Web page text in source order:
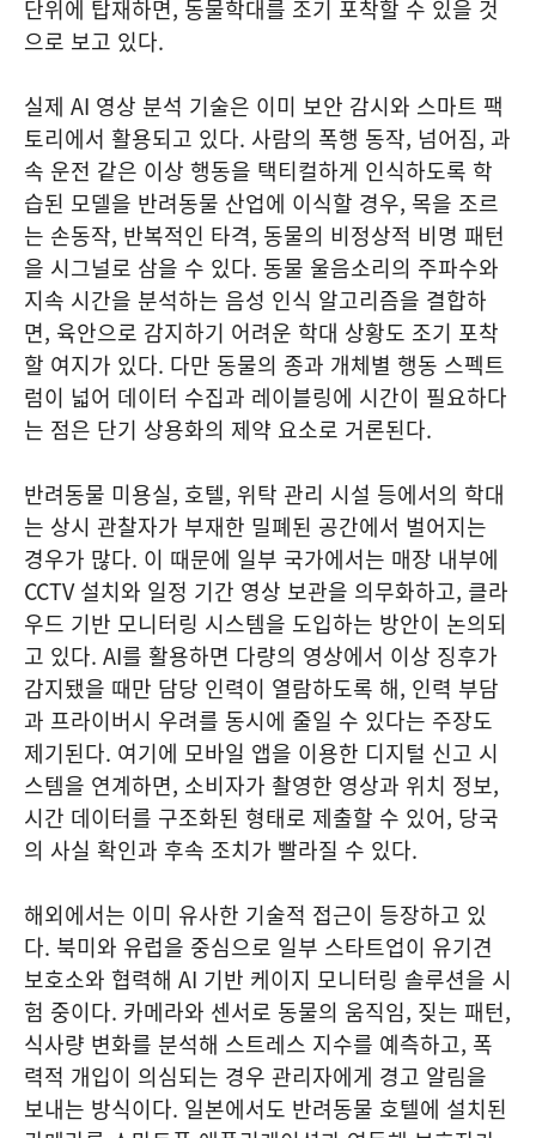
단위에 탑재하면, 동물학대를 조기 포착할 수 있을 것
으로 보고 있다.
실제 AI 영상 분석 기술은 이미 보안 감시와 스마트 팩
토리에서 활용되고 있다. 사람의 폭행 동작, 넘어짐, 과
속 운전 같은 이상 행동을 택티컬하게 인식하도록 학
습된 모델을 반려동물 산업에 이식할 경우, 목을 조르
는 손동작, 반복적인 타격, 동물의 비정상적 비명 패턴
을 시그널로 삼을 수 있다. 동물 울음소리의 주파수와
지속 시간을 분석하는 음성 인식 알고리즘을 결합하
면, 육안으로 감지하기 어려운 학대 상황도 조기 포착
할 여지가 있다. 다만 동물의 종과 개체별 행동 스펙트
럼이 넓어 데이터 수집과 레이블링에 시간이 필요하다
는 점은 단기 상용화의 제약 요소로 거론된다.
반려동물 미용실, 호텔, 위탁 관리 시설 등에서의 학대
는 상시 관찰자가 부재한 밀폐된 공간에서 벌어지는
경우가 많다. 이 때문에 일부 국가에서는 매장 내부에
CCTV 설치와 일정 기간 영상 보관을 의무화하고, 클라
우드 기반 모니터링 시스템을 도입하는 방안이 논의되
고 있다. AI를 활용하면 다량의 영상에서 이상 징후가
감지됐을 때만 담당 인력이 열람하도록 해, 인력 부담
과 프라이버시 우려를 동시에 줄일 수 있다는 주장도
제기된다. 여기에 모바일 앱을 이용한 디지털 신고 시
스템을 연계하면, 소비자가 촬영한 영상과 위치 정보,
시간 데이터를 구조화된 형태로 제출할 수 있어, 당국
의 사실 확인과 후속 조치가 빨라질 수 있다.
해외에서는 이미 유사한 기술적 접근이 등장하고 있
다. 북미와 유럽을 중심으로 일부 스타트업이 유기견
보호소와 협력해 AI 기반 케이지 모니터링 솔루션을 시
험 중이다. 카메라와 센서로 동물의 움직임, 짖는 패턴,
식사량 변화를 분석해 스트레스 지수를 예측하고, 폭
력적 개입이 의심되는 경우 관리자에게 경고 알림을
보내는 방식이다. 일본에서도 반려동물 호텔에 설치된